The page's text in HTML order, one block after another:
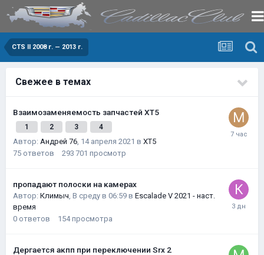
CTS II 2008 г. — 2013 г.
Свежее в темах
Взаимозаменяемость запчастей XT5
1 2 3 4
Автор: Андрей 76, 14 апреля 2021 в XT5
75 ответов 293 701 просмотр
пропадают полоски на камерах
Автор: Климыч, В среду в 06:59 в Escalade V 2021 - наст.
время
0 ответов 154 просмотра
Дергается акпп при переключении Srx 2